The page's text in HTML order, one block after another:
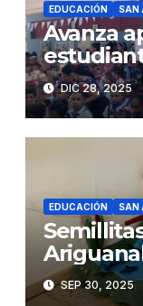
EDUCACIÓN SAN
Avanza
DIC 28, 2025
EDUCACIÓN SAN
SEP 30, 2025